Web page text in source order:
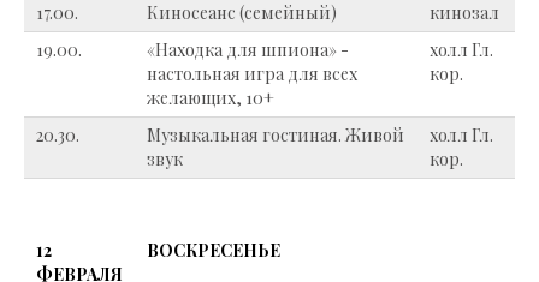
17.00.
Киносеанс (семейный)
кинозал
19.00.
«Находка для шпиона» -
настольная игра для всех
желающих, 10+
холл Гл.
кор.
20.30.
Музыкальная гостиная. Живой
звук
холл Гл.
кор.
12
ФЕВРАЛЯ
ВОСКРЕСЕНЬЕ